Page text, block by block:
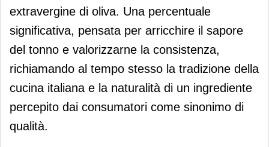
extravergine di oliva. Una percentuale
significativa, pensata per arricchire il sapore
del tonno e valorizzarne la consistenza,
richiamando al tempo stesso la tradizione della
cucina italiana e la naturalità di un ingrediente
percepito dai consumatori come sinonimo di
qualità.